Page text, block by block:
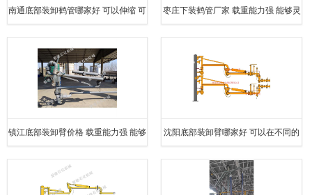
南通底部装卸鹤管哪家好 可以伸缩 可 枣庄下装鹤管厂家 载重能力强 能够灵
镇江底部装卸臂价格 载重能力强 能够 沈阳底部装卸臂哪家好 可以在不同的
场地和环境下工作